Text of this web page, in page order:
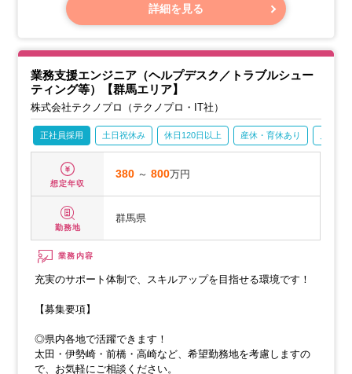
ポート業務
・ウイルス対策ソフトのサポート業務
詳細を見る
業務支援エンジニア（ヘルプデスク／トラブルシュー
ティング等）【群馬エリア】
株式会社テクノプロ（テクノプロ・IT社）
正社員採用 土日祝休み 休日120日以上 産休・育休あり
想定年収
380 ～800万円
勤務地
群馬県
業務内容
充実のサポート体制で、スキルアップを目指せる環境です！
【募集要項】
◎県内各地で活躍できます！
太田・伊勢崎・前橋・高崎など、希望勤務地を考慮しますの
で、お気軽にご相談ください。